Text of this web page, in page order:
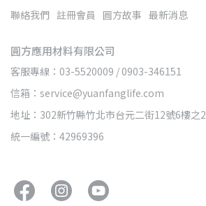
聯絡我們 註冊會員 圓方故事 最新消息
圓方應用材料有限公司
客服專線：03-5520009 / 0903-346151
信箱：service@yuanfanglife.com
地址：302新竹縣竹北市台元二街12號6樓之2
統一編號：42969396